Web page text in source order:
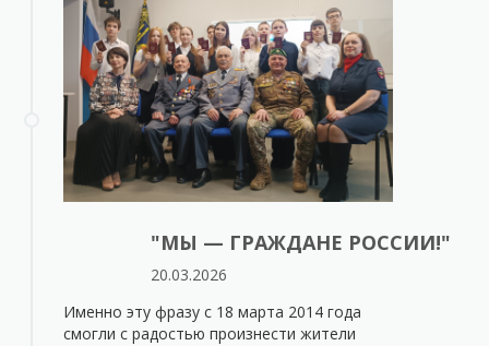
"МЫ — ГРАЖДАНЕ РОССИИ!"
20.03.2026
Именно эту фразу с 18 марта 2014 года
смогли с радостью произнести жители